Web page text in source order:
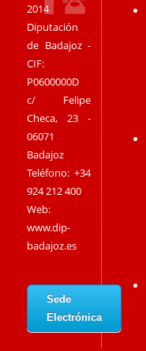
2014
Diputación
de Badajoz -
CIF:
P0600000D
c/ Felipe
Checa, 23 -
06071
Badajoz
Teléfono: +34
924 212 400
Web:
www.dip-
badajoz.es
Sede
Electrónica